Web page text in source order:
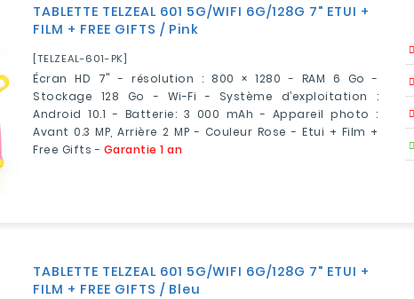
TABLETTE TELZEAL 601 5G/WIFI 6G/128G 7" ETUI +
FILM + FREE GIFTS / Pink
[TELZEAL-601-PK]
Écran HD 7" - résolution : 800 × 1280 - RAM 6 Go -
Stockage 128 Go - Wi-Fi - Système d’exploitation :
Android 10.1 - Batterie: 3 000 mAh - Appareil photo :
Avant 0.3 MP, Arrière 2 MP - Couleur Rose - Etui + Film +
Free Gifts - Garantie 1 an
TABLETTE TELZEAL 601 5G/WIFI 6G/128G 7" ETUI +
FILM + FREE GIFTS / Bleu